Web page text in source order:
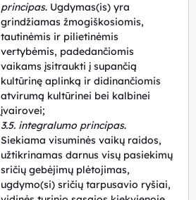
principas. Ugdymas(is) yra
grindžiamas žmogiškosiomis,
tautinėmis ir pilietinėmis
vertybėmis, padedančiomis
vaikams įsitraukti į supančią
kultūrinę aplinką ir didinančiomis
atvirumą kultūrinei bei kalbinei
įvairovei;
3.5. integralumo principas.
Siekiama visuminės vaikų raidos,
užtikrinamas darnus visų pasiekimų
sričių gebėjimų plėtojimas,
ugdymo(si) sričių tarpusavio ryšiai,